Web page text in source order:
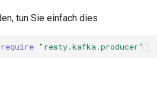
tun Sie einfach dies
require "resty.kafka.producer"